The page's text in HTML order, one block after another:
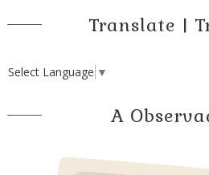
Translate |
Select Language ▼
A